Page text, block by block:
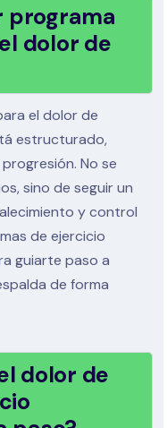
programa
dolor de
el dolor de
estructurado,
No se
sino de seguir un
y control
de ejercicio
guiarte paso a
de forma
dolor de